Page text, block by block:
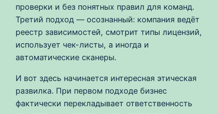
проверки и без понятных правил для команд.
Третий подход — осознанный: компания ведёт
реестр зависимостей, смотрит типы лицензий,
использует чек-листы, а иногда и
автоматические сканеры.
И вот здесь начинается интересная этическая
развилка. При первом подходе бизнес
фактически перекладывает ответственность